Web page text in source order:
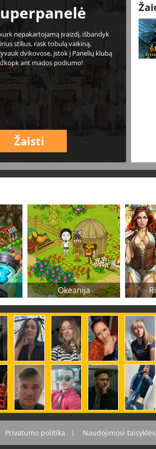
nepakartojamą įvaizdį, išbandyk
stilius, rask tobulą vaikiną,
dvikovose, įstok į Panelių klubą
ant mados podiumo!
Žaisti
Okeanija
Privatumo politika Naudojimosi taisyklės